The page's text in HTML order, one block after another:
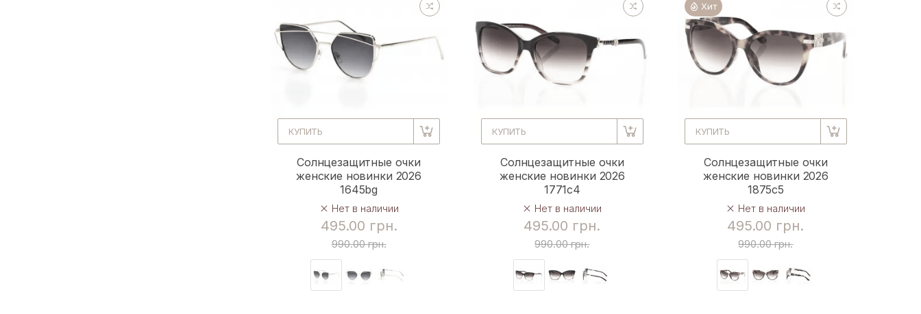
КУПИТЬ
Солнцезащитные очки
женские новинки 2026
1645bg
Нет в наличии
495.00 грн.
990.00 грн.
КУПИТЬ
Солнцезащитные очки
женские новинки 2026
1771c4
Нет в наличии
495.00 грн.
990.00 грн.
Хит
КУПИТЬ
Солнцезащитные очки
женские новинки 2026
1875c5
Нет в наличии
495.00 грн.
990.00 грн.